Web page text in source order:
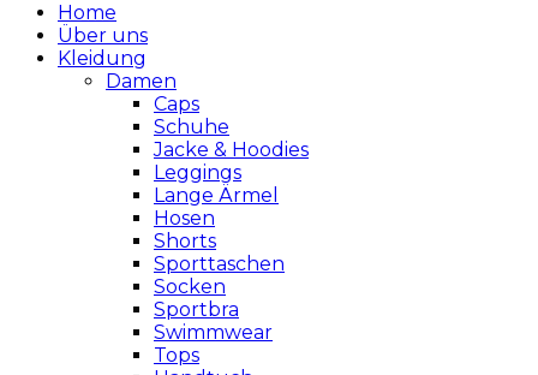
Home
Über uns
Kleidung
Damen
Caps
Schuhe
Jacke & Hoodies
Leggings
Lange Ärmel
Hosen
Shorts
Sporttaschen
Socken
Sportbra
Swimmwear
Tops